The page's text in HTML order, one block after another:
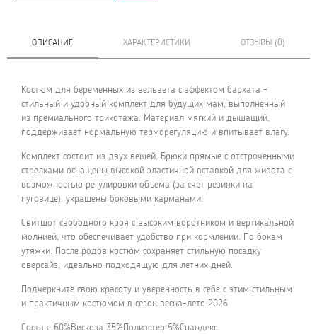
ОПИСАНИЕ ХАРАКТЕРИСТИКИ ОТЗЫВЫ (0)
Костюм для беременных из вельвета с эффектом бархата –
стильный и удобный комплект для будущих мам, выполненный
из премиального трикотажа. Материал мягкий и дышащий,
поддерживает нормальную терморегуляцию и впитывает влагу.
Комплект состоит из двух вещей. Брюки прямые с отстроченными
стрелками оснащены высокой эластичной вставкой для живота с
возможностью регулировки объема (за счет резинки на
пуговице), украшены боковыми карманами.
Свитшот свободного кроя с высоким воротником и вертикальной
молнией, что обеспечивает удобство при кормлении. По бокам
утяжки. После родов костюм сохраняет стильную посадку
оверсайз, идеально подходящую для летних дней.
Подчеркните свою красоту и уверенность в себе с этим стильным
и практичным костюмом в сезон весна-лето 2026
Состав: 60%Вискоза 35%Полиэстер 5%Спандекс